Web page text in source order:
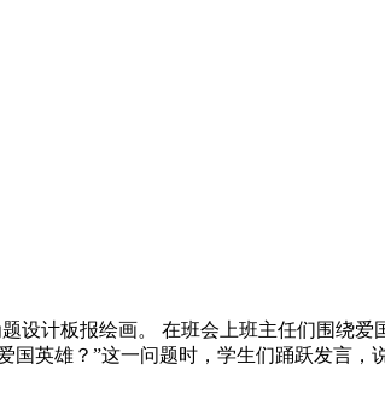
计板报绘画。 在班会上班主任们围绕爱
国英雄？”这一问题时，学生们踊跃发言，